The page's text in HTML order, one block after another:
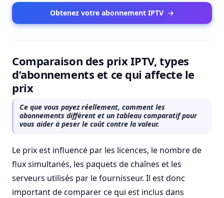
Obtenez votre abonnement IPTV →
Comparaison des prix IPTV, types
d’abonnements et ce qui affecte le
prix
Ce que vous payez réellement, comment les
abonnements diffèrent et un tableau comparatif pour
vous aider à peser le coût contre la valeur.
Le prix est influencé par les licences, le nombre de
flux simultanés, les paquets de chaînes et les
serveurs utilisés par le fournisseur. Il est donc
important de comparer ce qui est inclus dans